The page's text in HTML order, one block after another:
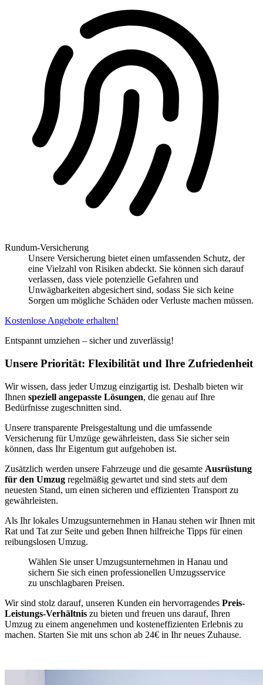
Rundum-Versicherung
Unsere Versicherung bietet einen umfassenden Schutz, der
eine Vielzahl von Risiken abdeckt. Sie können sich darauf
verlassen, dass viele potenzielle Gefahren und
Unwägbarkeiten abgesichert sind, sodass Sie sich keine
Sorgen um mögliche Schäden oder Verluste machen müssen.
Kostenlose Angebote erhalten!
Entspannt umziehen – sicher und zuverlässig!
Unsere Priorität: Flexibilität und Ihre Zufriedenheit
Wir wissen, dass jeder Umzug einzigartig ist. Deshalb bieten wir
Ihnen speziell angepasste Lösungen, die genau auf Ihre
Bedürfnisse zugeschnitten sind.
Unsere transparente Preisgestaltung und die umfassende
Versicherung für Umzüge gewährleisten, dass Sie sicher sein
können, dass Ihr Eigentum gut aufgehoben ist.
Zusätzlich werden unsere Fahrzeuge und die gesamte Ausrüstung
für den Umzug regelmäßig gewartet und sind stets auf dem
neuesten Stand, um einen sicheren und effizienten Transport zu
gewährleisten.
Als Ihr lokales Umzugsunternehmen in Hanau stehen wir Ihnen mit
Rat und Tat zur Seite und geben Ihnen hilfreiche Tipps für einen
reibungslosen Umzug.
Wählen Sie unser Umzugsunternehmen in Hanau und
sichern Sie sich einen professionellen Umzugsservice
zu unschlagbaren Preisen.
Wir sind stolz darauf, unseren Kunden ein hervorragendes Preis-
Leistungs-Verhältnis zu bieten und freuen uns darauf, Ihren
Umzug zu einem angenehmen und kosteneffizienten Erlebnis zu
machen. Starten Sie mit uns schon ab 24€ in Ihr neues Zuhause.